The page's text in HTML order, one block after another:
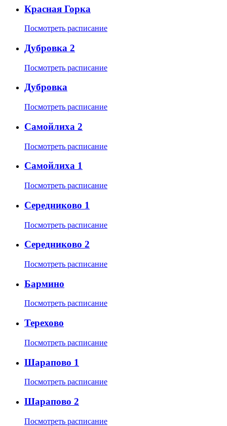
Красная Горка
Посмотреть расписание
Дубровка 2
Посмотреть расписание
Дубровка
Посмотреть расписание
Самойлиха 2
Посмотреть расписание
Самойлиха 1
Посмотреть расписание
Середниково 1
Посмотреть расписание
Середниково 2
Посмотреть расписание
Бармино
Посмотреть расписание
Терехово
Посмотреть расписание
Шарапово 1
Посмотреть расписание
Шарапово 2
Посмотреть расписание